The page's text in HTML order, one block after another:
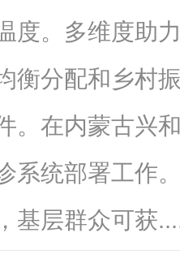
度。多维度助
衡分配和乡村
。在内蒙古兴
系统部署工作
基层群众可获